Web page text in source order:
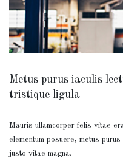
Metus purus iaculis
tristique ligula
Mauris ullamcorper felis vitae
elementum posuere, metus
justo vitae magna.